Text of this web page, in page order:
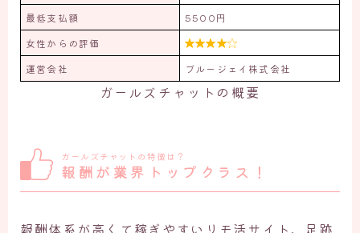
最低支払額
5500円
女性からの評価

運営会社 ブルージェイ株式会社
ガールズチャットの概要
ガールズチャットの特徴は？
報酬が業界トップクラス！